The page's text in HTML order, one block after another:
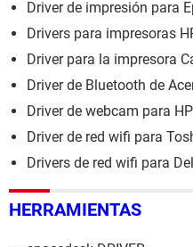
Driver de impresión para
Drivers para impresoras
Driver para la impresora
Driver de Bluetooth de
Driver de webcam para
Driver de red wifi para
Drivers de red wifi para
HERRAMIENTAS